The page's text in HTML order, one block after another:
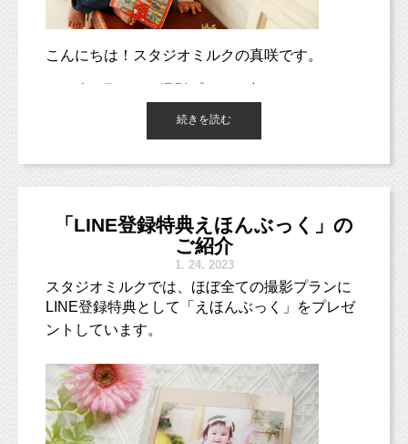
こんにちは！スタジオミルクの真咲です。
お得に撮影できるプチプランに変更がありま
スタジオミルクのベビーフォトプランは、
今まで「まだ歩けないベビー限定」としていま
したが、
この度、限定条件をなくして、
「ベビーキッズフォト」として内容を改めるこ
とにいたしました。
続きを読む
「LINE登録特典えほんぶっく」の
ご紹介
1. 24. 2023
スタジオミルクでは、ほぼ全ての撮影プランに
LINE登録特典として「えほんぶっく」をプレゼ
ントしています。